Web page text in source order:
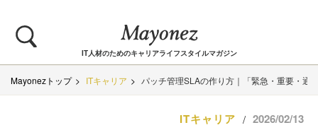
IT人材のためのキャリアライフスタイルマガジン
Mayonezトップ ITキャリア パッチ管理SLAの作り方｜「緊急・重要・通
ITキャリア / 2026/02/13